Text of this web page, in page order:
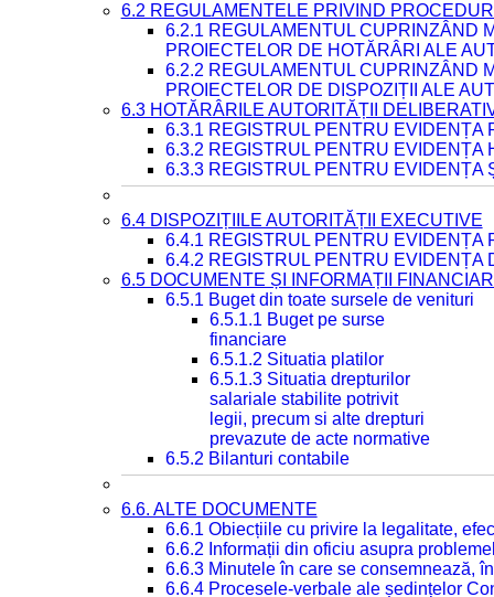
6.2 REGULAMENTELE PRIVIND
6.2.1 REGULAMENTUL CUPRINZÂND
PROIECTELOR DE HOTĂRÂRI ALE
6.2.2 REGULAMENTUL CUPRINZÂND
PROIECTELOR DE DISPOZIȚII ALE
6.3 HOTĂRÂRILE AUTORITĂȚII
6.3.1 REGISTRUL PENTRU EVIDENȚA
6.3.2 REGISTRUL PENTRU EVIDENȚA
6.3.3 REGISTRUL PENTRU EVIDENȚA
6.4 DISPOZIȚIILE AUTORITĂȚII EXECUTIVE
6.4.1 REGISTRUL PENTRU EVIDENȚA
6.4.2 REGISTRUL PENTRU EVIDENȚA
6.5 DOCUMENTE ȘI INFORMAȚII
6.5.1 Buget din toate sursele de venituri
6.5.1.1 Buget pe surse
financiare
6.5.1.2 Situatia platilor
6.5.1.3 Situatia drepturilor
salariale stabilite potrivit
legii, precum si alte drepturi
prevazute de acte normative
6.5.2 Bilanturi contabile
6.6. ALTE DOCUMENTE
6.6.1 Obiecțiile cu privire la legalitate,
6.6.2 Informații din oficiu asupra
6.6.3 Minutele în care se consemnează,
6.6.4 Procesele-verbale ale ședințelor